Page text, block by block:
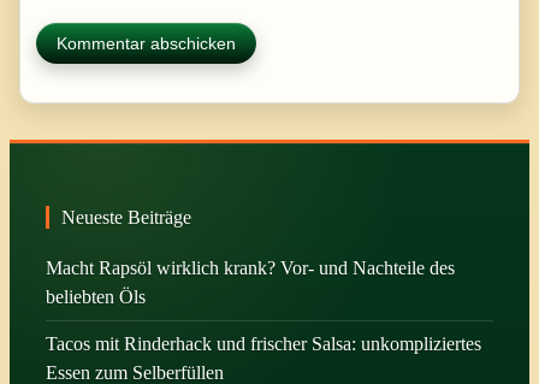
Neueste Beiträge
Macht Rapsöl wirklich krank? Vor- und Nachteile des
beliebten Öls
Tacos mit Rinderhack und frischer Salsa: unkompliziertes
Essen zum Selberfüllen